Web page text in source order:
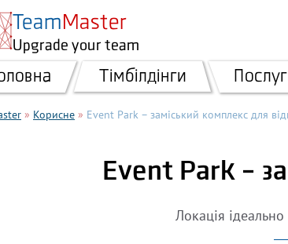
TeamMaster
Upgrade your team
Тімбілдінги
» Корисне » Event Park – заміський комплекс для
Event Park –
Локація